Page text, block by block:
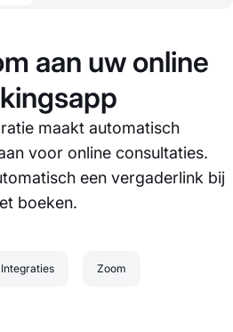
aan uw online
maakt automatisch
voor online consultaties.
een vergaderlink bij
boeken.
Integraties Zoom